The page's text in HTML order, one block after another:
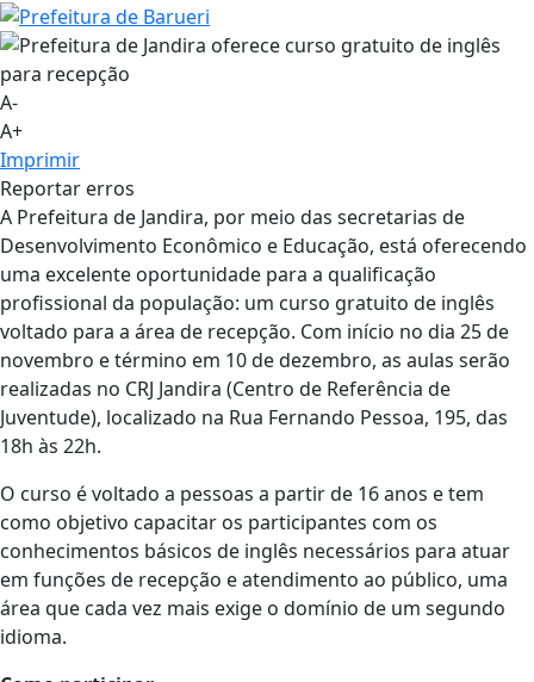
A-
A+
Imprimir
Reportar erros
A Prefeitura de Jandira, por meio das secretarias de
Desenvolvimento Econômico e Educação, está oferecendo
uma excelente oportunidade para a qualificação
profissional da população: um curso gratuito de inglês
voltado para a área de recepção. Com início no dia 25 de
novembro e término em 10 de dezembro, as aulas serão
realizadas no CRJ Jandira (Centro de Referência de
Juventude), localizado na Rua Fernando Pessoa, 195, das
18h às 22h.
O curso é voltado a pessoas a partir de 16 anos e tem
como objetivo capacitar os participantes com os
conhecimentos básicos de inglês necessários para atuar
em funções de recepção e atendimento ao público, uma
área que cada vez mais exige o domínio de um segundo
idioma.